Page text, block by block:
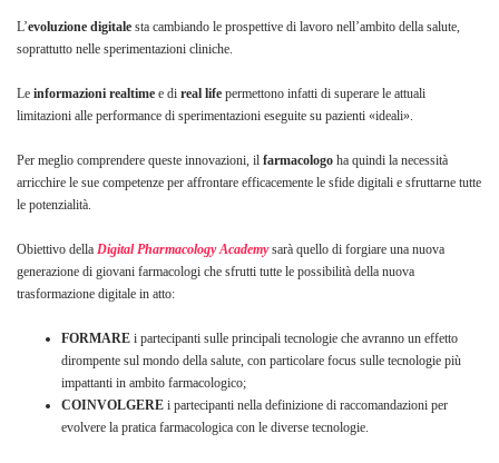
L’evoluzione digitale sta cambiando le prospettive di lavoro nell’ambito della salute,
soprattutto nelle sperimentazioni cliniche.
Le informazioni realtime e di real life permettono infatti di superare le attuali
limitazioni alle performance di sperimentazioni eseguite su pazienti «ideali».
Per meglio comprendere queste innovazioni, il farmacologo ha quindi la necessità
arricchire le sue competenze per affrontare efficacemente le sfide digitali e sfruttarne tutte
le potenzialità.
Obiettivo della Digital Pharmacology Academy sarà quello di forgiare una nuova
generazione di giovani farmacologi che sfrutti tutte le possibilità della nuova
trasformazione digitale in atto:
FORMARE i partecipanti sulle principali tecnologie che avranno un effetto
dirompente sul mondo della salute, con particolare focus sulle tecnologie più
impattanti in ambito farmacologico;
COINVOLGERE i partecipanti nella definizione di raccomandazioni per
evolvere la pratica farmacologica con le diverse tecnologie.